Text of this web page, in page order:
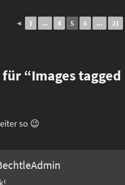
◄ 1 ... 4 5 6 ... 21
“Images
so 😉